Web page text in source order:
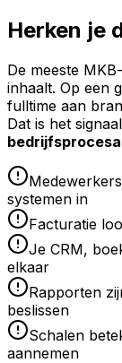
Herken je
De meeste
inhaalt. Op een
fulltime aan
Dat is het
systemen in
Facturatie
Je CRM,
elkaar
Rapporten
beslissen
Schalen
aannemen